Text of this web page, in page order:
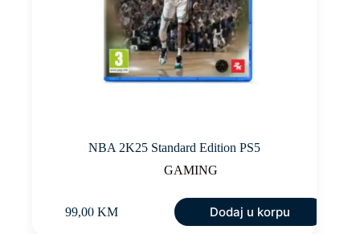
NBA 2K25 Standard Edition PS5
GAMING
99,00 KM Dodaj u korpu